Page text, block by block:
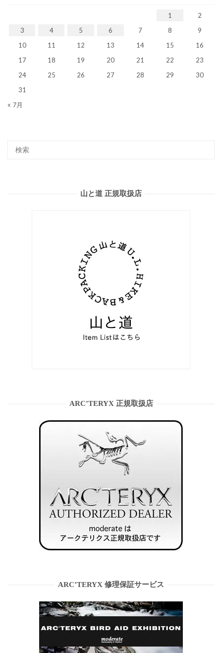
1
2
3
4 5 6 7 8
9
10
11 12 13 14 15
16
17
18 19 20 21 22
23
24
25 26 27 28 29
30
31
« 7月
山と道 正規取扱店
ARC’TERYX 正規取扱店
ARC’TERYX 修理保証サービス